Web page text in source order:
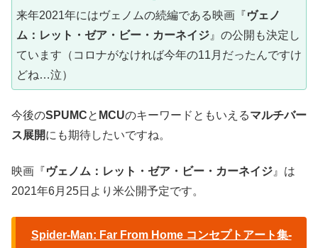
来年2021年にはヴェノムの続編である映画『ヴェノ
ム：レット・ゼア・ビー・カーネイジ 』の公開も決定し
ています（コロナがなければ今年の11月だったんですけ
どね…泣）
今後のSPUMCと MCUのキーワードともいえるマルチバー
ス展開にも期待したいですね。
映画『ヴェノム：レット・ゼア・ビー・カーネイジ 』は
2021年6月25日より米公開予定です。
Spider-Man: Far From Home コンセプトアート集-